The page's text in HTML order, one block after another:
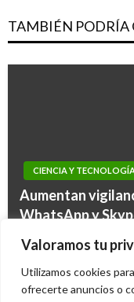
Valoramos tu
Utilizamos cookies
ofrecerte anuncios o
TAMBIÉN PODRÍA
CIENCIA Y
Aumentan
WhatsApp y
Manuel Reyes Beltran
El mundo a la
CIENCIA Y
de las «tablets»
Margarita Bedoya
CIENCIA Y TECNOLOGÍA
Descubren las
Ariel Cabrera